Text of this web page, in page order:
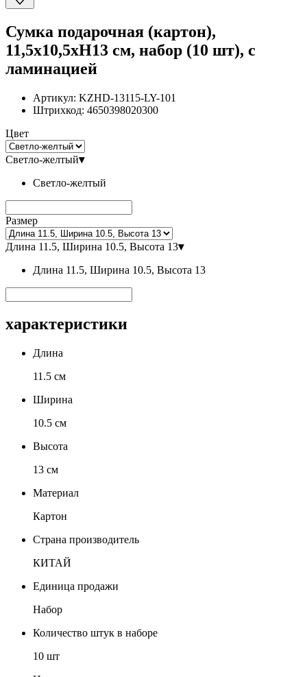
Сумка подарочная (картон),
11,5x10,5xH13 см, набор (10 шт), с
ламинацией
Артикул: KZHD-13115-LY-101
Штрихкод: 4650398020300
Цвет
Светло-желтый▾
Светло-желтый
Размер
Длина 11.5, Ширина 10.5, Высота 13▾
Длина 11.5, Ширина 10.5, Высота 13
характеристики
Длина
11.5 см
Ширина
10.5 см
Высота
13 см
Материал
Картон
Страна производитель
КИТАЙ
Единица продажи
Набор
Количество штук в наборе
10 шт